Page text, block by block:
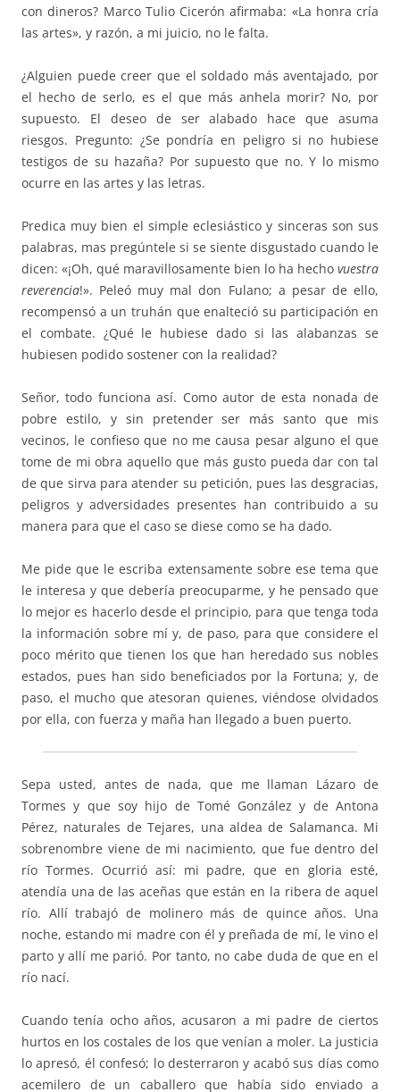
con dineros? Marco Tulio Cicerón afirmaba: «La honra cría
las artes», y razón, a mi juicio, no le falta.
¿Alguien puede creer que el soldado más aventajado, por
el hecho de serlo, es el que más anhela morir? No, por
supuesto. El deseo de ser alabado hace que asuma
riesgos. Pregunto: ¿Se pondría en peligro si no hubiese
testigos de su hazaña? Por supuesto que no. Y lo mismo
ocurre en las artes y las letras.
Predica muy bien el simple eclesiástico y sinceras son sus
palabras, mas pregúntele si se siente disgustado cuando le
dicen: «¡Oh, qué maravillosamente bien lo ha hecho vuestra
reverencia!». Peleó muy mal don Fulano; a pesar de ello,
recompensó a un truhán que enalteció su participación en
el combate. ¿Qué le hubiese dado si las alabanzas se
hubiesen podido sostener con la realidad?
Señor, todo funciona así. Como autor de esta nonada de
pobre estilo, y sin pretender ser más santo que mis
vecinos, le confieso que no me causa pesar alguno el que
tome de mi obra aquello que más gusto pueda dar con tal
de que sirva para atender su petición, pues las desgracias,
peligros y adversidades presentes han contribuido a su
manera para que el caso se diese como se ha dado.
Me pide que le escriba extensamente sobre ese tema que
le interesa y que debería preocuparme, y he pensado que
lo mejor es hacerlo desde el principio, para que tenga toda
la información sobre mí y, de paso, para que considere el
poco mérito que tienen los que han heredado sus nobles
estados, pues han sido beneficiados por la Fortuna; y, de
paso, el mucho que atesoran quienes, viéndose olvidados
por ella, con fuerza y maña han llegado a buen puerto.
Sepa usted, antes de nada, que me llaman Lázaro de
Tormes y que soy hijo de Tomé González y de Antona
Pérez, naturales de Tejares, una aldea de Salamanca. Mi
sobrenombre viene de mi nacimiento, que fue dentro del
río Tormes. Ocurrió así: mi padre, que en gloria esté,
atendía una de las aceñas que están en la ribera de aquel
río. Allí trabajó de molinero más de quince años. Una
noche, estando mi madre con él y preñada de mí, le vino el
parto y allí me parió. Por tanto, no cabe duda de que en el
río nací.
Cuando tenía ocho años, acusaron a mi padre de ciertos
hurtos en los costales de los que venían a moler. La justicia
lo apresó, él confesó; lo desterraron y acabó sus días como
acemilero de un caballero que había sido enviado a